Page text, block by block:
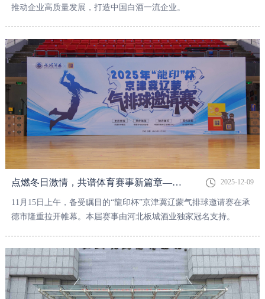
推动企业高质量发展，打造中国白酒一流企业。
点燃冬日激情，共谱体育赛事新篇章——2025年“龍印杯”京津冀辽蒙气排球邀请赛在承德盛大开幕！ 2025-12-09
11月15日上午，备受瞩目的“龍印杯”京津冀辽蒙气排球邀请赛在承
德市隆重拉开帷幕。本届赛事由河北板城酒业独家冠名支持。